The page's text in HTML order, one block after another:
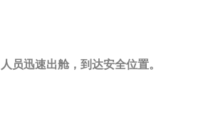
员迅速出舱，到达安全位置。